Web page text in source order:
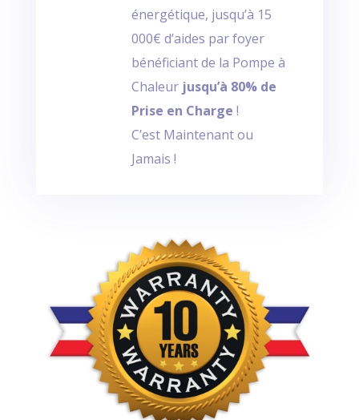
énergétique, jusqu’à 15
000€ d’aides par foyer
bénéficiant de la Pompe à
Chaleur jusqu’à 80% de
Prise en Charge !
C’est Maintenant ou
Jamais !